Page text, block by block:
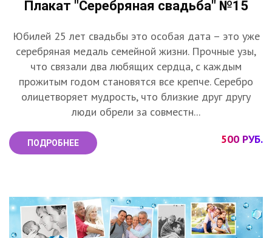
Плакат "Серебряная свадьба" №15
Юбилей 25 лет свадьбы это особая дата – это уже
серебряная медаль семейной жизни. Прочные узы,
что связали два любящих сердца, с каждым
прожитым годом становятся все крепче. Серебро
олицетворяет мудрость, что близкие друг другу
люди обрели за совместн...
ПОДРОБНЕЕ 500 РУБ.